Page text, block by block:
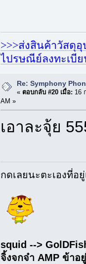
>>>ส่งสินค้าวัสดุ
ไปรษณีย์ลงทะเบีย
Re: Symphony
« ตอบกลับ #20 เมื่อ: 16
AM »
เอาละจุ้ย
กดเลยนะตะเองที่อยู่
squid -->
จิ้งจกจ๋า AMP ข้า